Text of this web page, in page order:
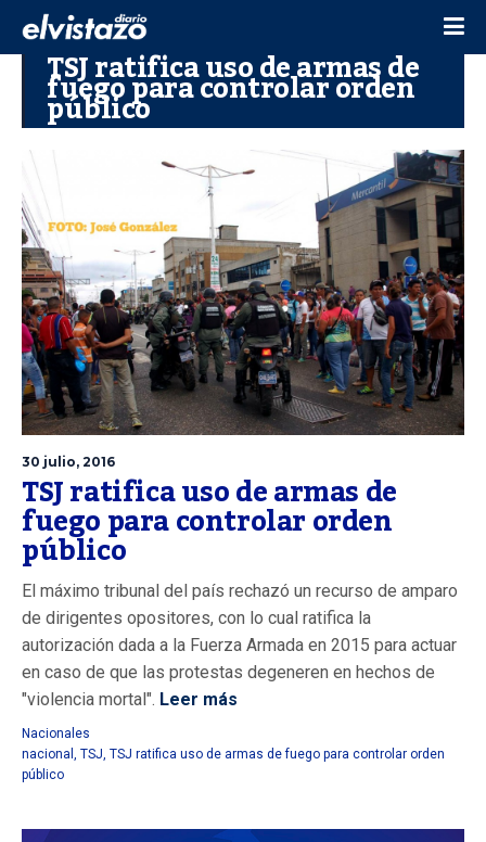
TSJ ratifica uso de armas de
fuego para controlar orden
público
30 julio, 2016
TSJ ratifica uso de armas de
fuego para controlar orden
público
El máximo tribunal del país rechazó un recurso de amparo
de dirigentes opositores, con lo cual ratifica la
autorización dada a la Fuerza Armada en 2015 para actuar
en caso de que las protestas degeneren en hechos de
"violencia mortal". Leer más
Nacionales
nacional , TSJ, TSJ ratifica uso de armas de fuego para controlar orden
público